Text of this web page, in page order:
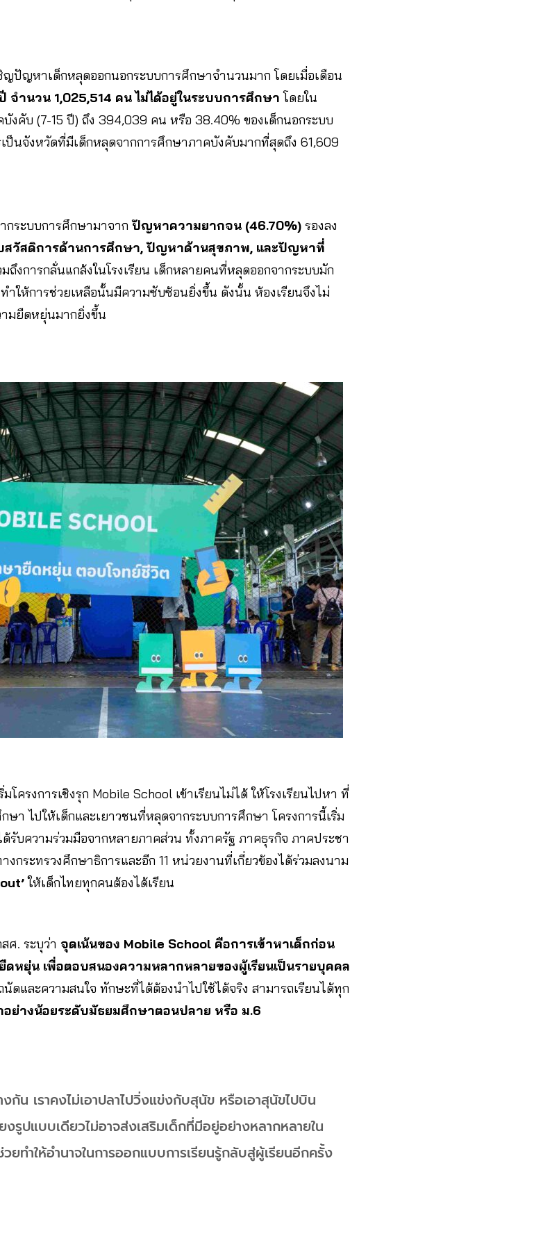
ปัญหาเด็กหลุดออกนอกระบบการศึกษาจำนวนมาก โดยเมื่อเดือน
จำนวน 1,025,514 คน ไม่ได้อยู่ในระบบการศึกษาโดยใน
งคับ (7-15 ปี) ถึง 394,039 คน หรือ 38.40% ของเด็กนอกระบบ
นจังหวัดที่มีเด็กหลุดจากการศึกษาภาคบังคับมากที่สุดถึง 61,609
กระบบการศึกษามาจากปัญหาความยากจน (46.70%) รองลง
สวัสดิการด้านการศึกษา, ปัญหาด้านสุขภาพ, และปัญหาที่
มถึงการกลั่นแกล้งในโรงเรียน เด็กหลายคนที่หลุดออกจากระบบมัก
ให้การช่วยเหลือนั้นมีความซับซ้อนยิ่งขึ้น ดังนั้น ห้องเรียนจึงไม่
ามยืดหยุ่นมากยิ่งขึ้น
ครงการเชิงรุก Mobile School เข้าเรียนไม่ได้ ให้โรงเรียนไปหา ที่
ษา ไปให้เด็กและเยาวชนที่หลุดจากระบบการศึกษา โครงการนี้เริ่ม
รับความร่วมมือจากหลายภาคส่วน ทั้งภาครัฐ ภาคธุรกิจ ภาคประชา
กระทรวงศึกษาธิการและอีก 11 หน่วยงานที่เกี่ยวข้องได้ร่วมลงนาม
ให้เด็กไทยทุกคนต้องได้เรียน
ศ. ระบุว่า จุดเน้นของ Mobile School คือการเข้าหาเด็กก่อน
ดหยุ่น เพื่อตอบสนองความหลากหลายของผู้เรียนเป็นรายบุคคล
นัดและความสนใจ ทักษะที่ได้ต้องนำไปใช้ได้จริง สามารถเรียนได้ทุก
ย่างน้อยระดับมัธยมศึกษาตอนปลาย หรือ ม.6
น เราคงไม่เอาปลาไปวิ่งแข่งกับสุนัข หรือเอาสุนัขไปบิน
ปแบบเดียวไม่อาจส่งเสริมเด็กที่มีอยู่อย่างหลากหลายใน
ยทำให้อำนาจในการออกแบบการเรียนรู้กลับสู่ผู้เรียนอีกครั้ง